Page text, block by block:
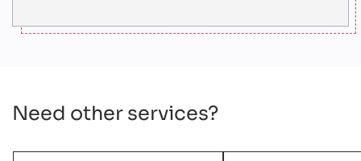
Need other services?